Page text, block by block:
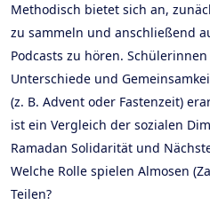
Methodisch bietet sich an,
zu sammeln und anschließend
Podcasts zu hören.
Unterschiede und
(z. B. Advent oder Fastenzeit)
ist ein Vergleich der sozialen
Ramadan Solidarität und
Welche Rolle spielen Almosen
Teilen?